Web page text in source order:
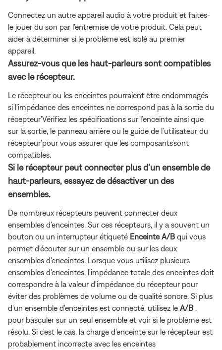
Connectez un autre appareil audio à votre produit et faites-
le jouer du son par l'entremise de votre produit. Cela peut
aider à déterminer si le problème est isolé au premier
appareil.
Assurez-vous que les haut-parleurs sont compatibles
avec le récepteur.
Le récepteur ou les enceintes pourraient être endommagés
si l’impédance des enceintes ne correspond pas à la sortie du
récepteur'Vérifiez les spécifications sur l’enceinte ainsi que
sur la sortie, le panneau arrière ou le guide de l’utilisateur du
récepteur'pour vous assurer que les composants'sont
compatibles.
Si le récepteur peut connecter plus d’un ensemble de
haut-parleurs, essayez de désactiver un des
ensembles.
De nombreux récepteurs peuvent connecter deux
ensembles d'enceintes. Sur ces récepteurs, il y a souvent un
bouton ou un interrupteur étiqueté Enceinte A/B qui vous
permet d'écouter sur un ensemble ou sur les deux
ensembles d'enceintes. Lorsque vous utilisez plusieurs
ensembles d'enceintes, l'impédance totale des enceintes doit
correspondre à la valeur d'impédance du récepteur pour
éviter des problèmes de volume ou de qualité sonore. Si plus
d'un ensemble d'enceintes est connecté, utilisez le A/B
pour basculer sur un seul ensemble et voir si le problème est
résolu. Si c'est le cas, la charge d'enceinte sur le récepteur est
probablement incorrecte avec les enceintes